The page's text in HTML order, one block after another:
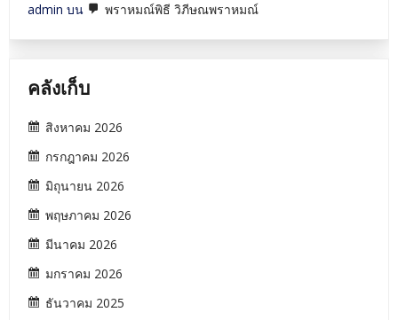
admin บน พราหมณ์พิธี วิภีษณพราหมณ์
คลังเก็บ
สิงหาคม 2026
กรกฎาคม 2026
มิถุนายน 2026
พฤษภาคม 2026
มีนาคม 2026
มกราคม 2026
ธันวาคม 2025